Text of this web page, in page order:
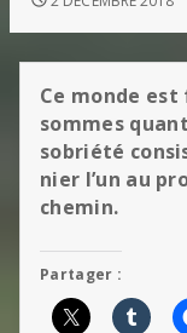
Ce monde est
sommes
sobriété
nier l’un au
chemin.
Partager :